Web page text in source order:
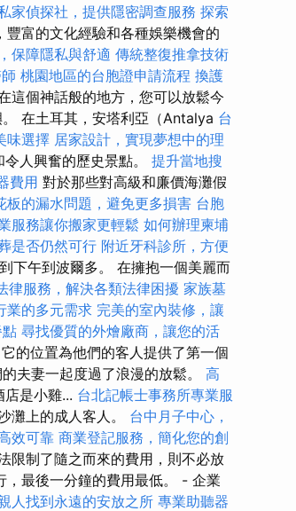
家偵探社，提供隱密調查服務 探索
富的文化經驗和各種娛樂機會的
保障隱私與舒適 傳統整復推拿技術
桃園地區的台胞證申請流程 換護
這個神話般的地方，您可以放鬆今
在土耳其，安塔利亞（Antalya 台
味選擇 居家設計，實現夢想中的理
人興奮的歷史景點。 提升當地搜
費用 對於那些對高級和廉價海灘假
板的漏水問題，避免更多損害 台胞
服務讓你搬家更輕鬆 如何辦理柬埔
是否仍然可行 附近牙科診所，方便
下午到波爾多。 在擁抱一個美麗而
律服務，解決各類法律困擾 家族墓
業的多元需求 完美的室內裝修，讓
尋找優質的外燴廠商，讓您的活
它的位置為他們的客人提供了第一個
夫妻一起度過了浪漫的放鬆。 高
是小雞... 台北記帳士事務所專業服
灘上的成人客人。 台中月子中心，
效可靠 商業登記服務，簡化您的創
限制了隨之而來的費用，則不必放
，最後一分鐘的費用最低。 - 企業
人找到永遠的安放之所 專業助聽器